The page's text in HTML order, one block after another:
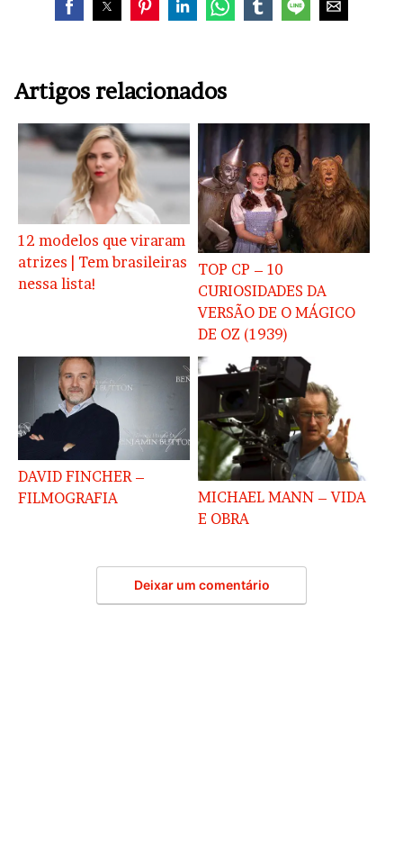
Artigos relacionados
12 modelos que viraram
atrizes | Tem brasileiras
nessa lista!
TOP CP – 10
CURIOSIDADES DA
VERSÃO DE O MÁGICO
DE OZ (1939)
DAVID FINCHER –
FILMOGRAFIA
MICHAEL MANN – VIDA
E OBRA
Deixar um comentário